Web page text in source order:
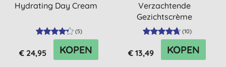
Hydrating Day Cream
(5)
€ 24,95 KOPEN
Verzachtende
Gezichtscrème
(10)
€ 13,49 KOPEN